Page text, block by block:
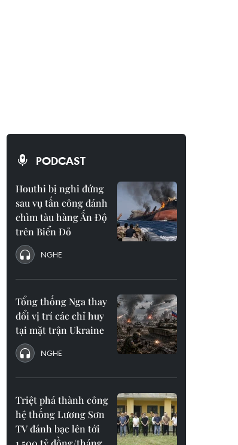
PODCAST
Houthi bị nghi đứng
sau vụ tấn công đánh
chìm tàu hàng Ấn Độ
trên Biển Đỏ
NGHE
Tổng thống Nga thay
đổi vị trí các chỉ huy
tại mặt trận Ukraine
NGHE
Triệt phá thành công
hệ thống Lương Sơn
TV đánh bạc lên tới